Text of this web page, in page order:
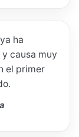
ha
causa muy
el primer